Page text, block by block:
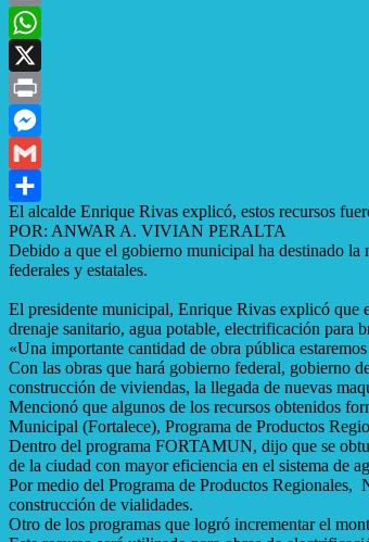
Email
WhatsApp
X
Print
Messenger
Gmail
Compartir
El alcalde Enrique Rivas explicó, estos recursos
POR: ANWAR A. VIVIAN PERALTA
Debido a que el gobierno municipal ha destinado la
federales y estatales.
El presidente municipal, Enrique Rivas explicó que
drenaje sanitario, agua potable, electrificación para
«Una importante cantidad de obra pública
Con las obras que hará gobierno federal, gobierno
construcción de viviendas, la llegada de nuevas
Mencionó que algunos de los recursos obtenidos
Municipal (Fortalece), Programa de Productos
Dentro del programa FORTAMUN, dijo que se
de la ciudad con mayor eficiencia en el sistema de
Por medio del Programa de Productos Regionales,
construcción de vialidades.
Otro de los programas que logró incrementar el